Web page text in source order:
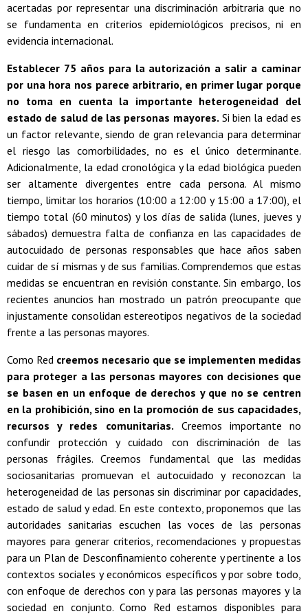
acertadas por representar una discriminación arbitraria que no
se fundamenta en criterios epidemiológicos precisos, ni en
evidencia internacional.
Establecer 75 años para la autorización a salir a caminar
por una hora nos parece arbitrario, en primer lugar porque
no toma en cuenta la importante heterogeneidad del
estado de salud de las personas mayores. Si bien la edad es
un factor relevante, siendo de gran relevancia para determinar
el riesgo las comorbilidades, no es el único determinante.
Adicionalmente, la edad cronológica y la edad biológica pueden
ser altamente divergentes entre cada persona. Al mismo
tiempo, limitar los horarios (10:00 a 12:00 y 15:00 a 17:00), el
tiempo total (60 minutos) y los días de salida (lunes, jueves y
sábados) demuestra falta de confianza en las capacidades de
autocuidado de personas responsables que hace años saben
cuidar de sí mismas y de sus familias. Comprendemos que estas
medidas se encuentran en revisión constante. Sin embargo, los
recientes anuncios han mostrado un patrón preocupante que
injustamente consolidan estereotipos negativos de la sociedad
frente a las personas mayores.
Como Red creemos necesario que se implementen medidas
para proteger a las personas mayores con decisiones que
se basen en un enfoque de derechos y que no se centren
en la prohibición, sino en la promoción de sus capacidades,
recursos y redes comunitarias. Creemos importante no
confundir protección y cuidado con discriminación de las
personas frágiles. Creemos fundamental que las medidas
sociosanitarias promuevan el autocuidado y reconozcan la
heterogeneidad de las personas sin discriminar por capacidades,
estado de salud y edad. En este contexto, proponemos que las
autoridades sanitarias escuchen las voces de las personas
mayores para generar criterios, recomendaciones y propuestas
para un Plan de Desconfinamiento coherente y pertinente a los
contextos sociales y económicos específicos y por sobre todo,
con enfoque de derechos con y para las personas mayores y la
sociedad en conjunto. Como Red estamos disponibles para